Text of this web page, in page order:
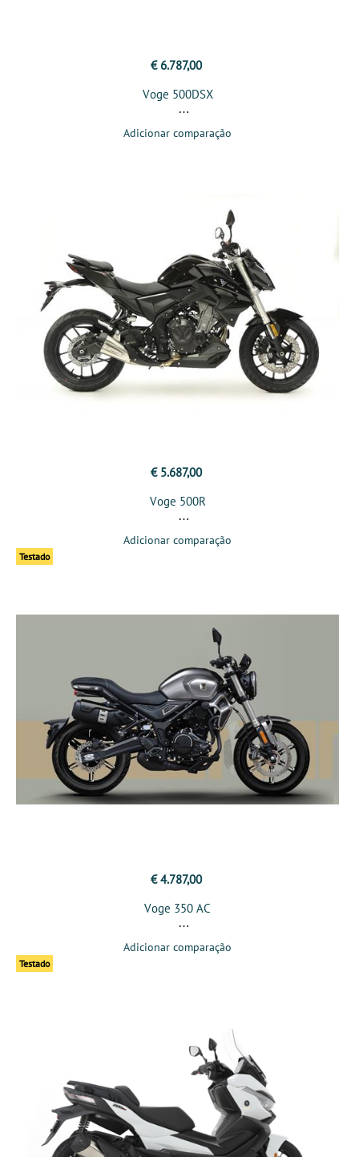
€ 6.787,00
Voge 500DSX
Adicionar comparação
€ 5.687,00
Voge 500R
Adicionar comparação
Testado
€ 4.787,00
Voge 350 AC
Adicionar comparação
Testado